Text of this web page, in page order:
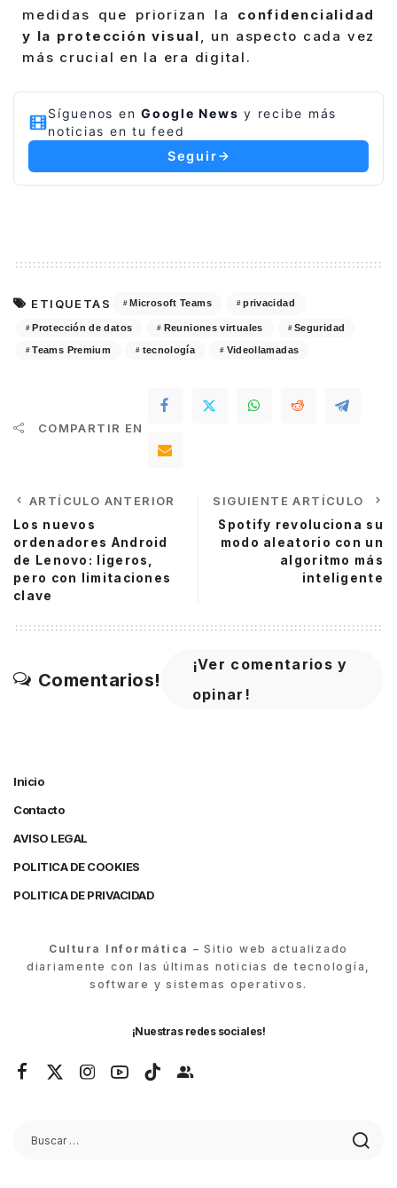
medidas que priorizan la confidencialidad
y la protección visual, un aspecto cada vez
más crucial en la era digital.
Síguenos en Google News y recibe más
noticias en tu feed
Seguir
ETIQUETAS Microsoft Teams privacidad
Protección de datos Reuniones virtuales Seguridad
Teams Premium tecnología Videollamadas
COMPARTIR EN
ARTÍCULO ANTERIOR
Los nuevos
ordenadores Android
de Lenovo: ligeros,
pero con limitaciones
clave
SIGUIENTE ARTÍCULO
Spotify revoluciona su
modo aleatorio con un
algoritmo más
inteligente
Comentarios!
¡Ver comentarios y
opinar!
Inicio
Contacto
AVISO LEGAL
POLITICA DE COOKIES
POLITICA DE PRIVACIDAD
Cultura Informática – Sitio web actualizado
diariamente con las últimas noticias de tecnología,
software y sistemas operativos.
¡Nuestras redes sociales!